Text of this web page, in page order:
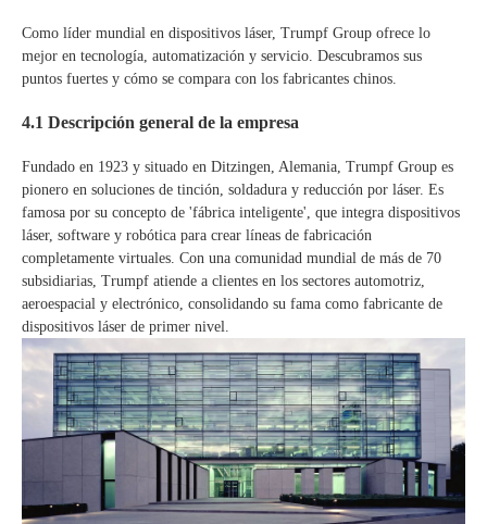
Como líder mundial en dispositivos láser, Trumpf Group ofrece lo
mejor en tecnología, automatización y servicio. Descubramos sus
puntos fuertes y cómo se compara con los fabricantes chinos.
4.1 Descripción general de la empresa
Fundado en 1923 y situado en Ditzingen, Alemania, Trumpf Group es
pionero en soluciones de tinción, soldadura y reducción por láser. Es
famosa por su concepto de 'fábrica inteligente', que integra dispositivos
láser, software y robótica para crear líneas de fabricación
completamente virtuales. Con una comunidad mundial de más de 70
subsidiarias, Trumpf atiende a clientes en los sectores automotriz,
aeroespacial y electrónico, consolidando su fama como fabricante de
dispositivos láser de primer nivel.